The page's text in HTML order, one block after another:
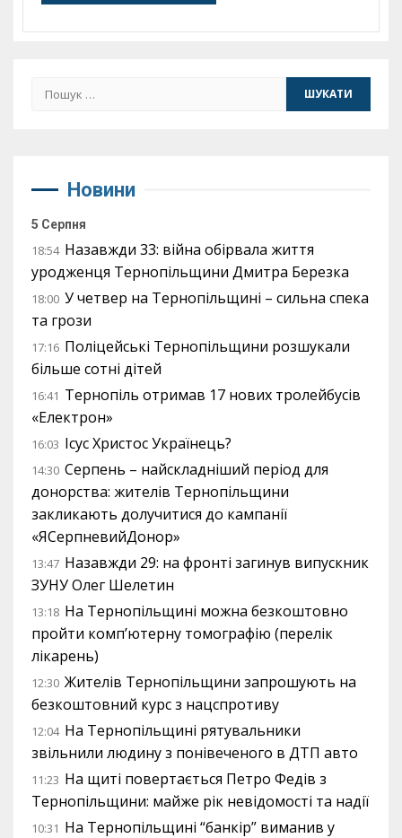
Пошук:
Новини
5 Серпня
18:54 Назавжди 33: війна обірвала життя
уродженця Тернопільщини Дмитра Березка
18:00 У четвер на Тернопільщині – сильна спека
та грози
17:16 Поліцейські Тернопільщини розшукали
більше сотні дітей
16:41 Тернопіль отримав 17 нових тролейбусів
«Електрон»
16:03 Ісус Христос Українець?
14:30 Серпень – найскладніший період для
донорства: жителів Тернопільщини
закликають долучитися до кампанії
«ЯСерпневийДонор»
13:47 Назавжди 29: на фронті загинув випускник
ЗУНУ Олег Шелетин
13:18 На Тернопільщині можна безкоштовно
пройти комп’ютерну томографію (перелік
лікарень)
12:30 Жителів Тернопільщини запрошують на
безкоштовний курс з нацспротиву
12:04 На Тернопільщині рятувальники
звільнили людину з понівеченого в ДТП авто
11:23 На щиті повертається Петро Федів з
Тернопільщини: майже рік невідомості та надії
10:31 На Тернопільщині “банкір” виманив у